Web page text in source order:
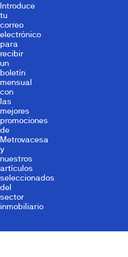
Introduce
tu
correo
electrónico
para
recibir
un
boletín
mensual
con
las
mejores
promociones
de
Metrovacesa
y
nuestros
artículos
seleccionados
del
sector
inmobiliario